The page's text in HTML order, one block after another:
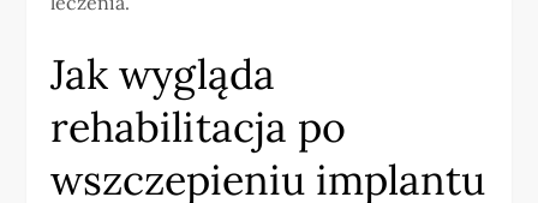
Jak wygląda
rehabilitacja po
wszczepieniu implantu